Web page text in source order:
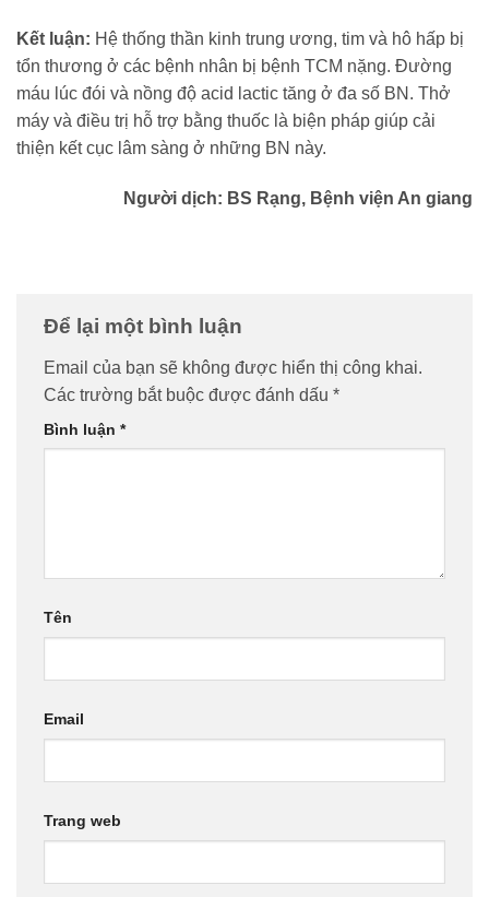
Kết luận: Hệ thống thần kinh trung ương, tim và hô hấp bị
tổn thương ở các bệnh nhân bị bệnh TCM nặng. Đường
máu lúc đói và nồng độ acid lactic tăng ở đa số BN. Thở
máy và điều trị hỗ trợ bằng thuốc là biện pháp giúp cải
thiện kết cục lâm sàng ở những BN này.
Người dịch: BS Rạng, Bệnh viện An giang
Để lại một bình luận
Email của bạn sẽ không được hiển thị công khai.
Các trường bắt buộc được đánh dấu *
Bình luận *
Tên
Email
Trang web